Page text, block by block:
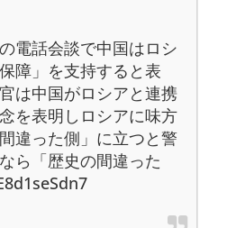
電話会談で中国はロシ
障」を支持すると表
は中国がロシアと連携
を表明しロシアに味方
違った側」に立つと警
ら「歴史の間違った